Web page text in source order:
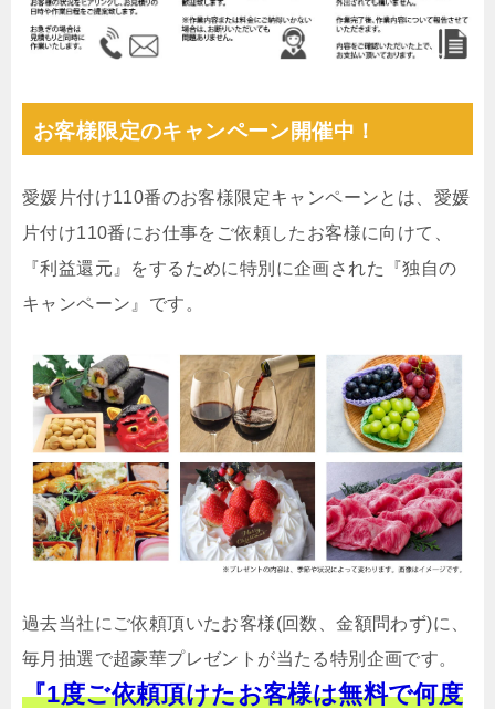
お客様限定のキャンペーン開催中！
愛媛片付け110番のお客様限定キャンペーンとは、愛媛
片付け110番にお仕事をご依頼したお客様に向けて、
『利益還元』をするために特別に企画された『独自の
キャンペーン』です。
過去当社にご依頼頂いたお客様(回数、金額問わず)に、
毎月抽選で超豪華プレゼントが当たる特別企画です。
『1度ご依頼頂けたお客様は無料で何度